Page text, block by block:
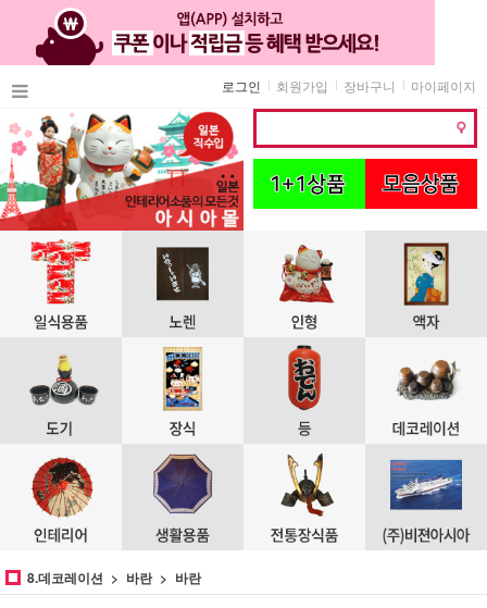
마이페이지
장바구니
회원가입
로그인
8.데코레이션 바란 바란